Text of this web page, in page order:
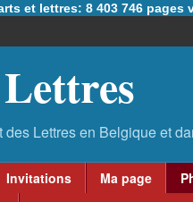
et lettres: 8 403 746 pages
Invitations Ma page